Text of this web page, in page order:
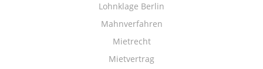
Lohnklage Berlin
Mahnverfahren
Mietrecht
Mietvertrag